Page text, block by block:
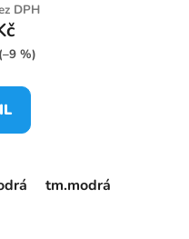
DPH
(–9 %)
tm.modrá